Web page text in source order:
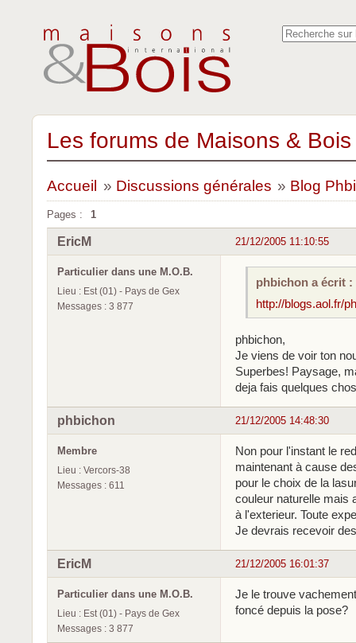
Les forums de Maisons &
Accueil » Discussions générales » Blog
Pages : 1
21/12/2005 11:10:55
EricM
Particulier dans une M.O.B.
Lieu : Est (01) - Pays de Gex
Messages : 3 877
phbichon a écrit :
http://blogs.aol.fr/
phbichon,
Je viens de voir ton
Superbes! Paysage,
deja fais quelques
21/12/2005 14:48:30
phbichon
Membre
Lieu : Vercors-38
Messages : 611
Non pour l'instant le
maintenant à cause
pour le choix de la
couleur naturelle mais
à l'exterieur. Toute
Je devrais recevoir
21/12/2005 16:01:37
EricM
Particulier dans une M.O.B.
Lieu : Est (01) - Pays de Gex
Messages : 3 877
Je le trouve
foncé depuis la pose?